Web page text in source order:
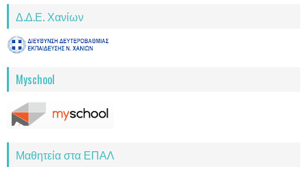
Δ.Δ.Ε. Χανίων
Myschool
Μαθητεία στα ΕΠΑΛ